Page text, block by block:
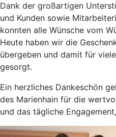
Dank der großartigen
und Kunden sowie
konnten alle Wünsche vom
Heute haben wir die
übergeben und damit für
gesorgt.
Ein herzliches Dankeschön
des Marienhain für die
und das tägliche